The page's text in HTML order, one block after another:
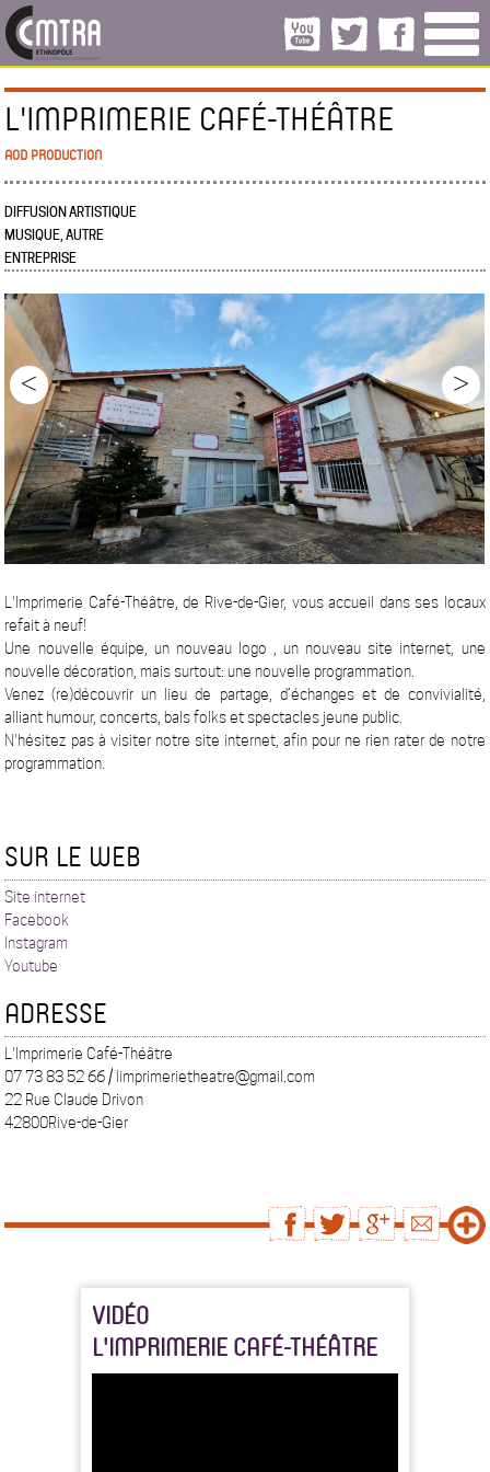
L'IMPRIMERIE CAFÉ-THÉÂTRE
AOD PRODUCTION
DIFFUSION ARTISTIQUE
MUSIQUE, AUTRE
ENTREPRISE
< >
L'Imprimerie Café-Théâtre, de Rive-de-Gier, vous accueil dans ses locaux
refait à neuf!
Une nouvelle équipe, un nouveau logo , un nouveau site internet, une
nouvelle décoration, mais surtout: une nouvelle programmation.
Venez (re)découvrir un lieu de partage, d’échanges et de convivialité,
alliant humour, concerts, bals folks et spectacles jeune public.
N'hésitez pas à visiter notre site internet, afin pour ne rien rater de notre
programmation.
SUR LE WEB
Site internet
Facebook
Instagram
Youtube
ADRESSE
L'Imprimerie Café-Théâtre
07 73 83 52 66 / limprimerietheatre@gmail.com
22 Rue Claude Drivon
42800Rive-de-Gier
VIDÉO
L'IMPRIMERIE CAFÉ-THÉÂTRE